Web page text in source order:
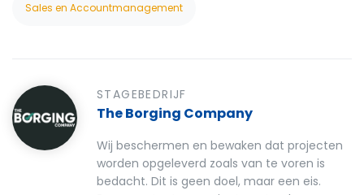
Sales en Accountmanagement
STAGEBEDRIJF
The Borging Company
Wij beschermen en bewaken dat projecten
worden opgeleverd zoals van te voren is
bedacht. Dit is geen doel, maar een eis.